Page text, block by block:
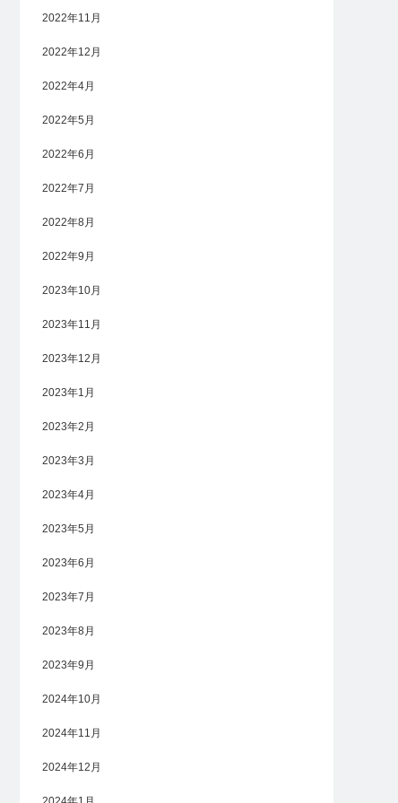
2022年11月
2022年12月
2022年4月
2022年5月
2022年6月
2022年7月
2022年8月
2022年9月
2023年10月
2023年11月
2023年12月
2023年1月
2023年2月
2023年3月
2023年4月
2023年5月
2023年6月
2023年7月
2023年8月
2023年9月
2024年10月
2024年11月
2024年12月